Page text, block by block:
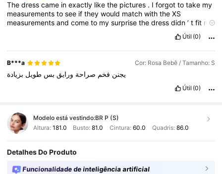
Thedresscame inexactly likethe pictures . Iforgottotake my
measurementstosee iftheywould matchwiththeXS
measurementsandcometo mysurprisethedressdidn’tfit me
came
Útil (0)
B***a Cor: Rosa Bebê / Tamanho: S
يجنن فخم صراحة ورايق بس طويل بزيادة
Útil (0)
Modelo está vestindo:BR P (S)
Altura: 181.0 Busto:81.0 Cintura: 60.0 Quadris: 86.0
Detalhes Do Produto
Funcionalidade de inteligência artificial